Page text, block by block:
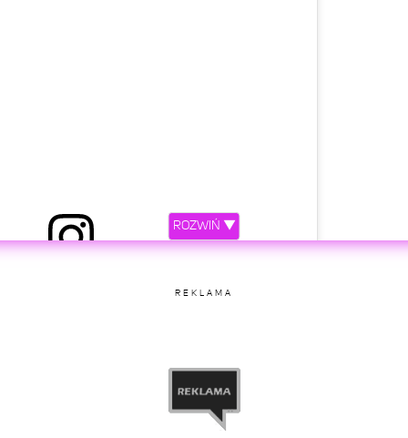
przez Ava + Leah (@clementstwins)
ROZWIŃ ▼
REKLAMA